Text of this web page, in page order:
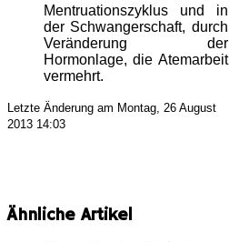
Mentruationszyklus und in
der Schwangerschaft, durch
Veränderung der
Hormonlage, die Atemarbeit
vermehrt.
Letzte Änderung am Montag, 26 August
2013 14:03
Ähnliche Artikel